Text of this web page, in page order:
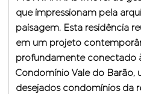
que impressionam pela
paisagem. Esta residência
em um projeto
profundamente conectado
Condomínio Vale do Barão,
desejados condomínios da